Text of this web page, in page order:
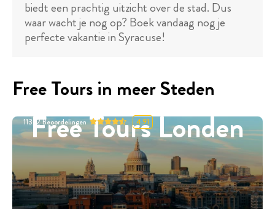
biedt een prachtig uitzicht over de stad. Dus
waar wacht je nog op? Boek vandaag nog je
perfecte vakantie in Syracuse!
Free Tours in meer Steden
Free Tours Londen
11332Beoordelingen 4.91